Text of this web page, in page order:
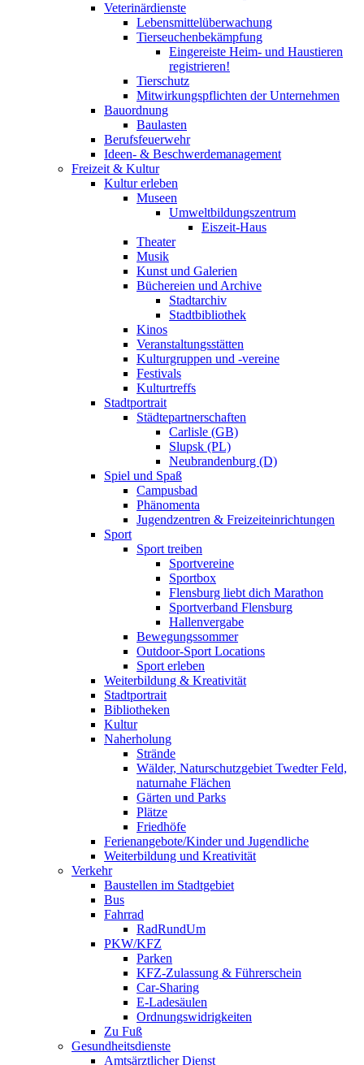
Veterinärdienste
Lebensmittelüberwachung
Tierseuchenbekämpfung
Eingereiste Heim- und Haustieren
registrieren!
Tierschutz
Mitwirkungspflichten der Unternehmen
Bauordnung
Baulasten
Berufsfeuerwehr
Ideen- & Beschwerdemanagement
Freizeit & Kultur
Kultur erleben
Museen
Umweltbildungszentrum
Eiszeit-Haus
Theater
Musik
Kunst und Galerien
Büchereien und Archive
Stadtarchiv
Stadtbibliothek
Kinos
Veranstaltungsstätten
Kulturgruppen und -vereine
Festivals
Kulturtreffs
Stadtportrait
Städtepartnerschaften
Carlisle (GB)
Slupsk (PL)
Neubrandenburg (D)
Spiel und Spaß
Campusbad
Phänomenta
Jugendzentren & Freizeiteinrichtungen
Sport
Sport treiben
Sportvereine
Sportbox
Flensburg liebt dich Marathon
Sportverband Flensburg
Hallenvergabe
Bewegungssommer
Outdoor-Sport Locations
Sport erleben
Weiterbildung & Kreativität
Stadtportrait
Bibliotheken
Kultur
Naherholung
Strände
Wälder, Naturschutzgebiet Twedter Feld,
naturnahe Flächen
Gärten und Parks
Plätze
Friedhöfe
Ferienangebote/Kinder und Jugendliche
Weiterbildung und Kreativität
Verkehr
Baustellen im Stadtgebiet
Bus
Fahrrad
RadRundUm
PKW/KFZ
Parken
KFZ-Zulassung & Führerschein
Car-Sharing
E-Ladesäulen
Ordnungswidrigkeiten
Zu Fuß
Gesundheitsdienste
Amtsärztlicher Dienst